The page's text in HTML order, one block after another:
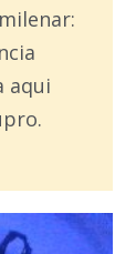
aqui